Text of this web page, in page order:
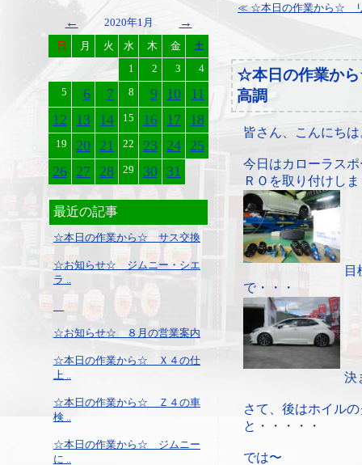
← 2020年1月 →
日 月 火 水 木 金
土
1
2 3
4
5
6 7 8 9 10
11
12
13 14 15 16 17 18
19 20 21 22 23 24 25
26 27 28 29 30 31
最近の記事
☆本日の作業から☆ サス交換
☆お知らせ☆ ジムニー・シエ
ラ ..
☆お知らせ☆ ８月の営業案内
☆本日の作業から☆ Ｘ４の仕
上 ..
☆本日の作業から☆ Ｚ４の車
検 ..
☆本日の作業から☆ ジムニー
に ..
≪ ☆本日の作業から☆
☆本日の作業か
高調
皆さん、こんにちは
今日はカローラス
ＲＯを取り付けし
目
で・・・
決
さて、後はホイル
と・・・・・
では〜